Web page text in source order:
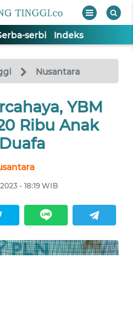
serbi Indeks
Nusantara
YBM
Ribu Anak
- 18:19 WIB